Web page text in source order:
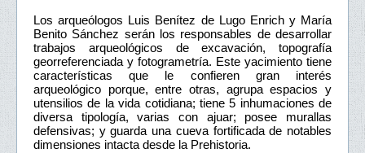
Los arqueólogos Luis Benítez de Lugo Enrich y María
Benito Sánchez serán los responsables de desarrollar
trabajos arqueológicos de excavación, topografía
georreferenciada y fotogrametría. Este yacimiento tiene
características que le confieren gran interés
arqueológico porque, entre otras, agrupa espacios y
utensilios de la vida cotidiana; tiene 5 inhumaciones de
diversa tipología, varias con ajuar; posee murallas
defensivas; y guarda una cueva fortificada de notables
dimensiones intacta desde la Prehistoria.